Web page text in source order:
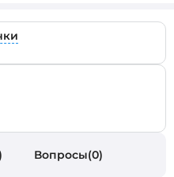
Вопросы(0)